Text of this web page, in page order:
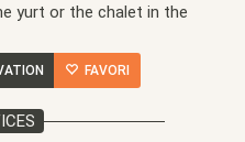
yurt or the chalet in the
FAVORI